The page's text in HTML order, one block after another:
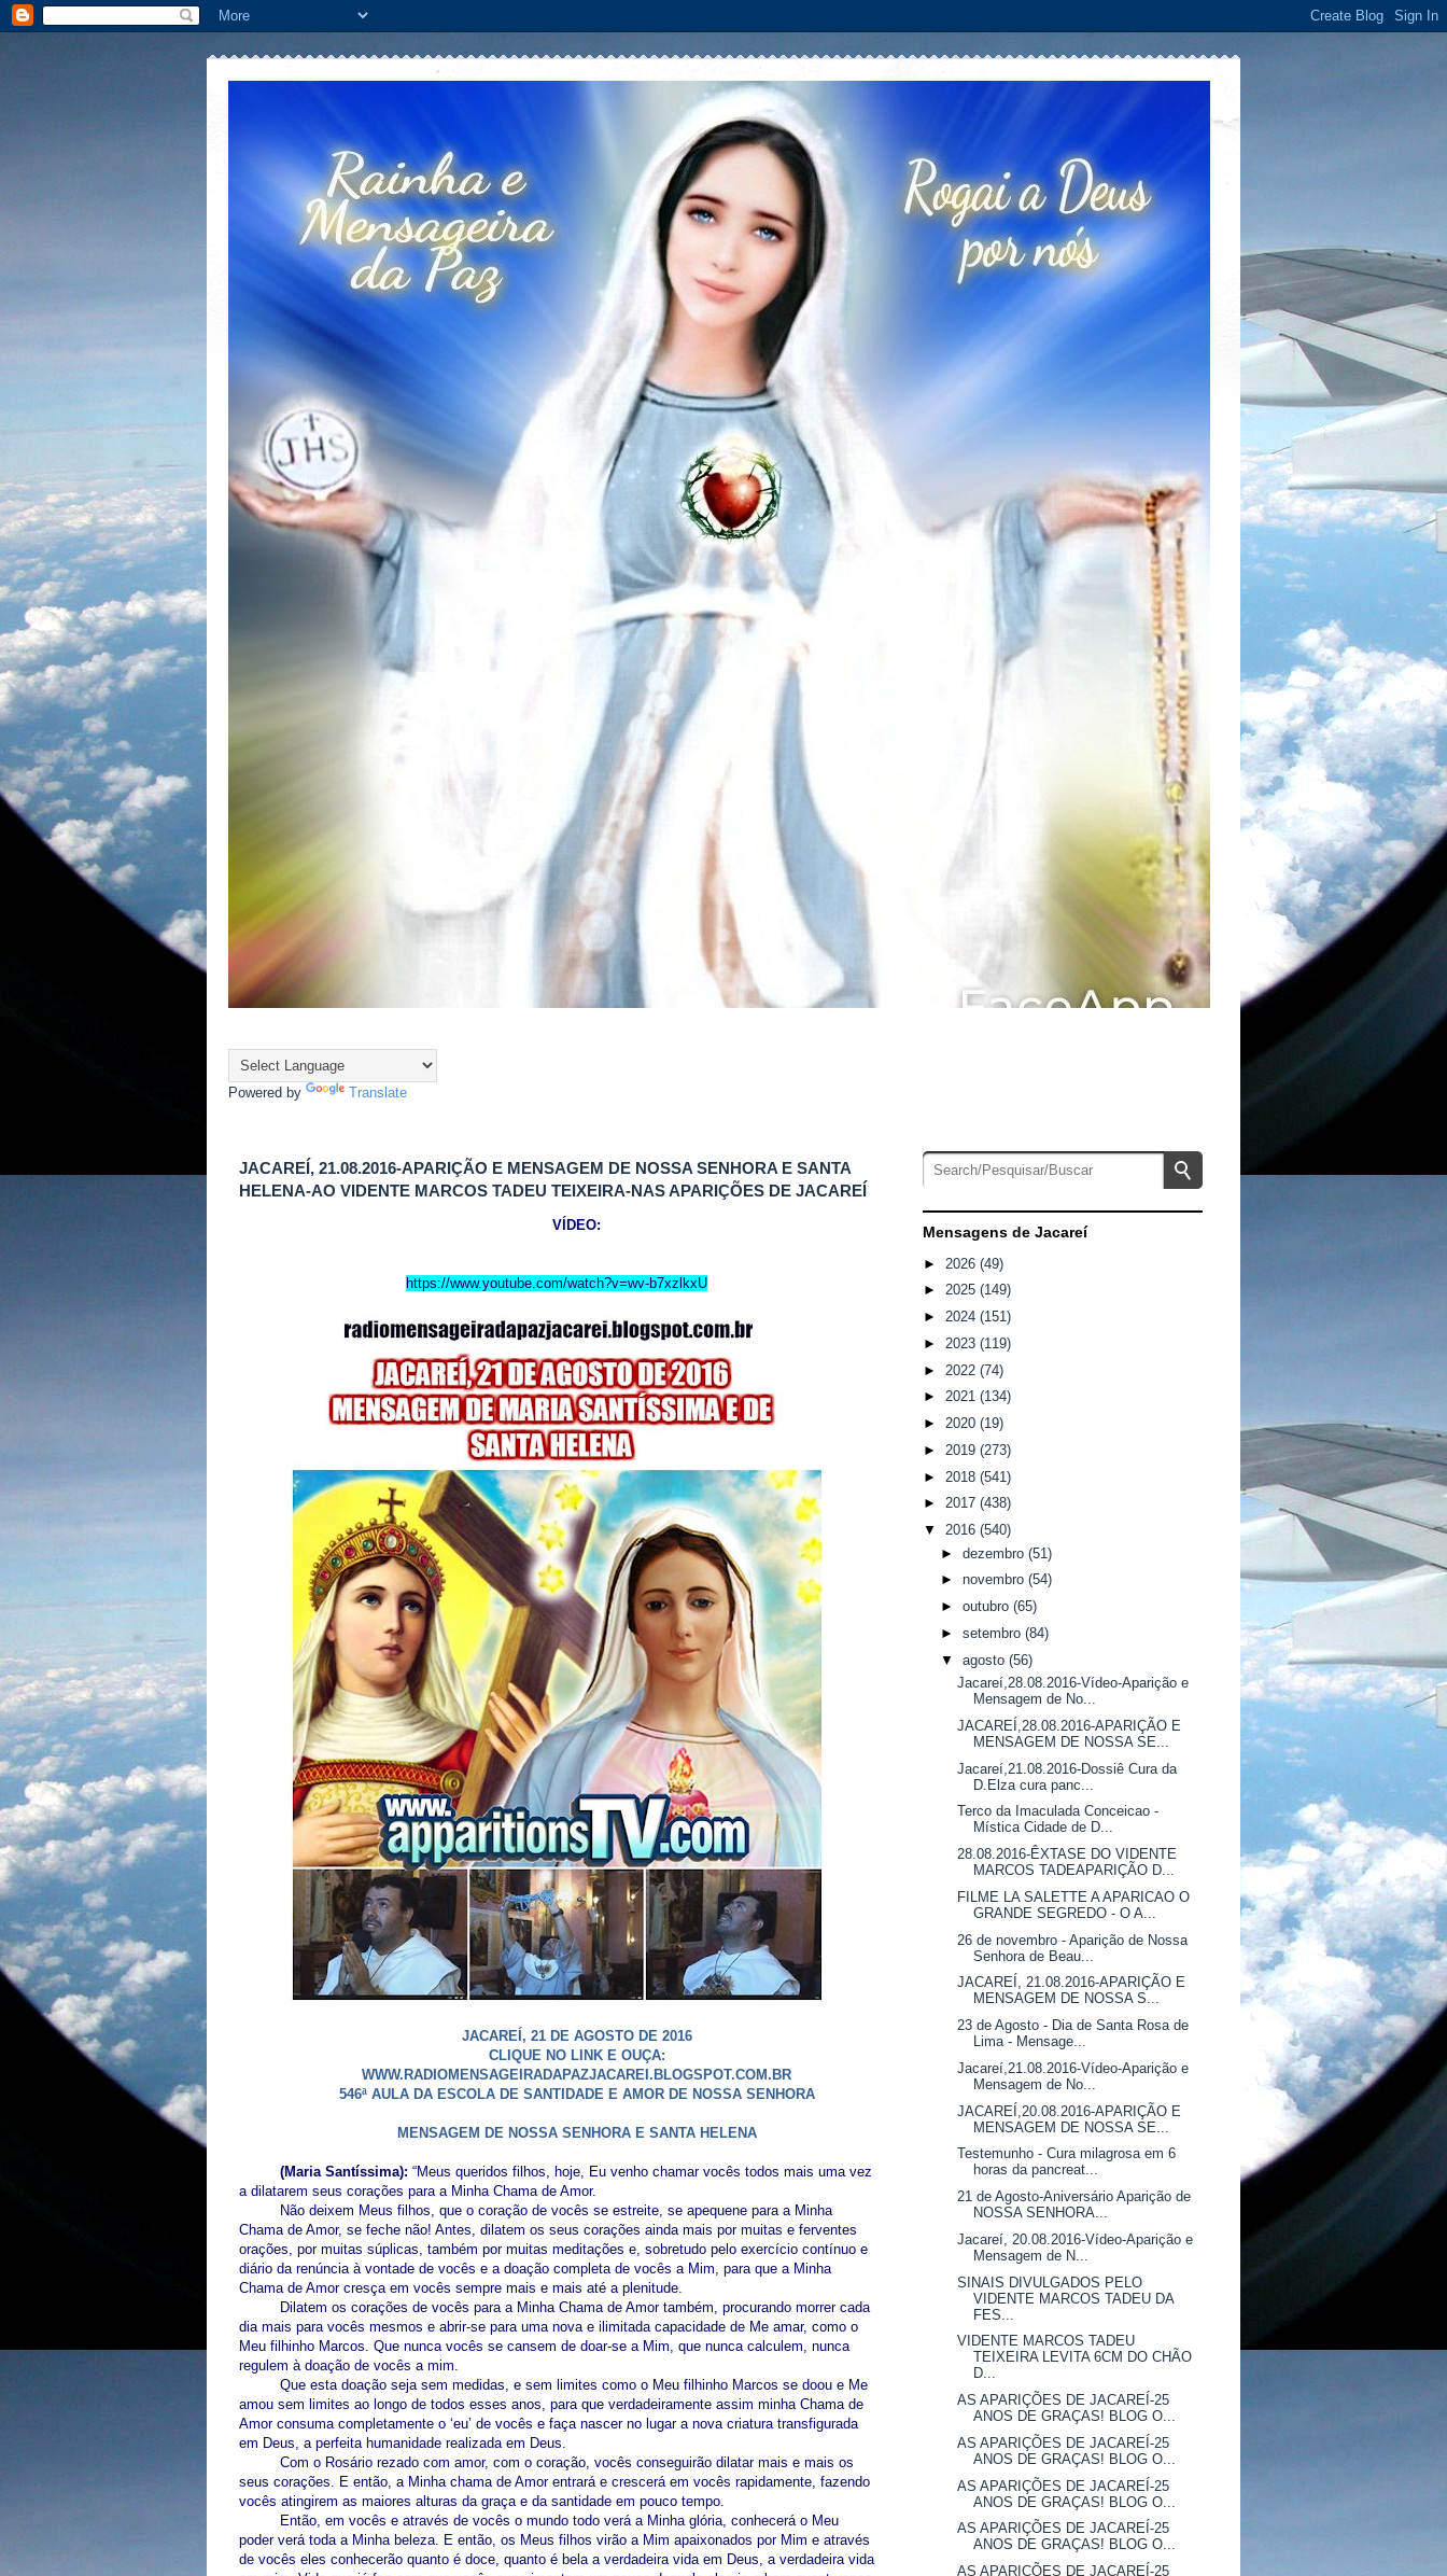
Powered by Translate
JACAREÍ, 21.08.2016-APARIÇÃO E MENSAGEM DE NOSSA SENHORA E SANTA
HELENA-AO VIDENTE MARCOS TADEU TEIXEIRA-NAS APARIÇÕES DE JACAREÍ
VÍDEO:
https://www.youtube.com/watch?v=wv-b7xzlkxU
JACAREÍ, 21 DE AGOSTO DE 2016
CLIQUE NO LINK E OUÇA:
WWW.RADIOMENSAGEIRADAPAZJACAREI.BLOGSPOT.COM.BR
546ª AULA DA ESCOLA DE SANTIDADE E AMOR DE NOSSA SENHORA
MENSAGEM DE NOSSA SENHORA E SANTA HELENA
(Maria Santíssima): “Meus queridos filhos, hoje, Eu venho chamar vocês todos mais uma vez
a dilatarem seus corações para a Minha Chama de Amor.
Não deixem Meus filhos, que o coração de vocês se estreite, se apequene para a Minha
Chama de Amor, se feche não! Antes, dilatem os seus corações ainda mais por muitas e ferventes
orações, por muitas súplicas, também por muitas meditações e, sobretudo pelo exercício contínuo e
diário da renúncia à vontade de vocês e a doação completa de vocês a Mim, para que a Minha
Chama de Amor cresça em vocês sempre mais e mais até a plenitude.
Dilatem os corações de vocês para a Minha Chama de Amor também, procurando morrer cada
dia mais para vocês mesmos e abrir-se para uma nova e ilimitada capacidade de Me amar, como o
Meu filhinho Marcos. Que nunca vocês se cansem de doar-se a Mim, que nunca calculem, nunca
regulem à doação de vocês a mim.
Que esta doação seja sem medidas, e sem limites como o Meu filhinho Marcos se doou e Me
amou sem limites ao longo de todos esses anos, para que verdadeiramente assim minha Chama de
Amor consuma completamente o ‘eu’ de vocês e faça nascer no lugar a nova criatura transfigurada
em Deus, a perfeita humanidade realizada em Deus.
Com o Rosário rezado com amor, com o coração, vocês conseguirão dilatar mais e mais os
seus corações. E então, a Minha chama de Amor entrará e crescerá em vocês rapidamente, fazendo
vocês atingirem as maiores alturas da graça e da santidade em pouco tempo.
Então, em vocês e através de vocês o mundo todo verá a Minha glória, conhecerá o Meu
poder verá toda a Minha beleza. E então, os Meus filhos virão a Mim apaixonados por Mim e através
de vocês eles conhecerão quanto é doce, quanto é bela a verdadeira vida em Deus, a verdadeira vida
Mensagens de Jacareí
► 2026 (49)
► 2025 (149)
► 2024 (151)
► 2023 (119)
► 2022 (74)
► 2021 (134)
► 2020 (19)
► 2019 (273)
► 2018 (541)
► 2017 (438)
▼ 2016 (540)
► dezembro (51)
► novembro (54)
► outubro (65)
► setembro (84)
▼ agosto (56)
Jacareí,28.08.2016-Vídeo-Aparição e
Mensagem de No...
JACAREÍ,28.08.2016-APARIÇÃO E
MENSAGEM DE NOSSA SE...
Jacareí,21.08.2016-Dossiê Cura da
D.Elza cura panc...
Terco da Imaculada Conceicao -
Mística Cidade de D...
28.08.2016-ÊXTASE DO VIDENTE
MARCOS TADEAPARIÇÃO D...
FILME LA SALETTE A APARICAO O
GRANDE SEGREDO - O A...
26 de novembro - Aparição de Nossa
Senhora de Beau...
JACAREÍ, 21.08.2016-APARIÇÃO E
MENSAGEM DE NOSSA S...
23 de Agosto - Dia de Santa Rosa de
Lima - Mensage...
Jacareí,21.08.2016-Vídeo-Aparição e
Mensagem de No...
JACAREÍ,20.08.2016-APARIÇÃO E
MENSAGEM DE NOSSA SE...
Testemunho - Cura milagrosa em 6
horas da pancreat...
21 de Agosto-Aniversário Aparição de
NOSSA SENHORA...
Jacareí, 20.08.2016-Vídeo-Aparição e
Mensagem de N...
SINAIS DIVULGADOS PELO
VIDENTE MARCOS TADEU DA
FES...
VIDENTE MARCOS TADEU
TEIXEIRA LEVITA 6CM DO CHÃO
D...
AS APARIÇÕES DE JACAREÍ-25
ANOS DE GRAÇAS! BLOG O...
AS APARIÇÕES DE JACAREÍ-25
ANOS DE GRAÇAS! BLOG O...
AS APARIÇÕES DE JACAREÍ-25
ANOS DE GRAÇAS! BLOG O...
AS APARIÇÕES DE JACAREÍ-25
ANOS DE GRAÇAS! BLOG O...
AS APARIÇÕES DE JACAREÍ-25